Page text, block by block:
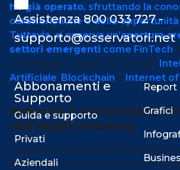
ha già operato, sfruttando la
caratteristiche e delle
Tuttavia, si osserva un’apertura
settori emergenti come FinTech,
ambientale e deep tech, inclusi
Artificiale, Blockchain e Internet of
Network e associazioni:
dell’Angel Investing
L’ecosistema italiano dei Business
attraverso diverse associazioni e
Assistenza 800 033 727 -
supporto@osservatori.net
Abbonamenti e
Supporto
Guida e supporto
Privati
Aziendali
Report
Grafici